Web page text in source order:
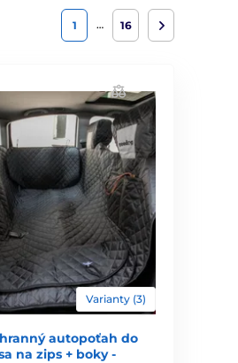
1 … 16
Varianty (3)
autopoťah do
na zips + boky -